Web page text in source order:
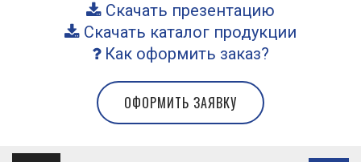
Скачать презентацию
Скачать каталог продукции
Как оформить заказ?
ОФОРМИТЬ ЗАЯВКУ